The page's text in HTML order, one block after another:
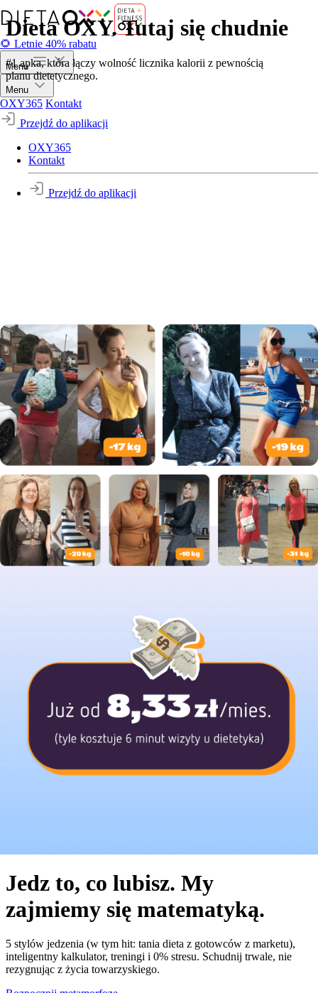
🌻 Letnie 40% rabatu
Menu
Menu
OXY365 Kontakt
Przejdź do aplikacji
OXY365
Kontakt
Przejdź do aplikacji
Dieta OXY. Tutaj się chudnie
#1 apka, która łączy wolność licznika kalorii z pewnością
planu dietetycznego.
Jedz to, co lubisz. My
zajmiemy się matematyką.
5 stylów jedzenia (w tym hit: tania dieta z gotowców z marketu),
inteligentny kalkulator, treningi i 0% stresu. Schudnij trwale, nie
rezygnując z życia towarzyskiego.